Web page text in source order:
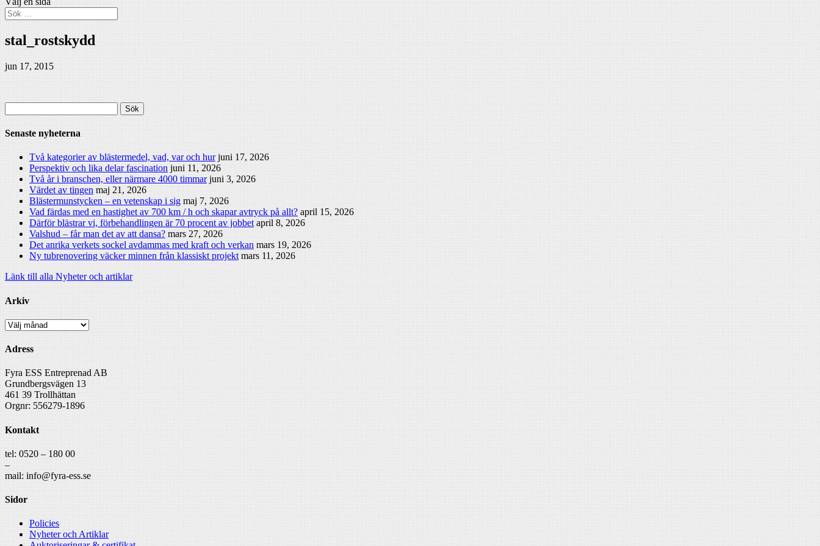
stal_rostskydd
jun 17, 2015
efter:
Senaste nyheterna
Två kategorier av blästermedel, vad, var och hur juni 17, 2026
Perspektiv och lika delar fascination juni 11, 2026
Två år i branschen, eller närmare 4000 timmar juni 3, 2026
Värdet av tingen maj 21, 2026
Blästermunstycken – en vetenskap i sig maj 7, 2026
Vad färdas med en hastighet av 700 km / h och skapar avtryck på allt? april 15, 2026
Därför blästrar vi, förbehandlingen är 70 procent av jobbet april 8, 2026
Valshud – får man det av att dansa? mars 27, 2026
Det anrika verkets sockel avdammas med kraft och verkan mars 19, 2026
Ny tubrenovering väcker minnen från klassiskt projekt mars 11, 2026
Länk till alla Nyheter och artiklar
Arkiv
Arkiv
Adress
Fyra ESS Entreprenad AB
Grundbergsvägen 13
461 39 Trollhättan
Orgnr: 556279-1896
Kontakt
tel: 0520 – 180 00
–
mail: info@fyra-ess.se
Sidor
Policies
Nyheter och Artiklar